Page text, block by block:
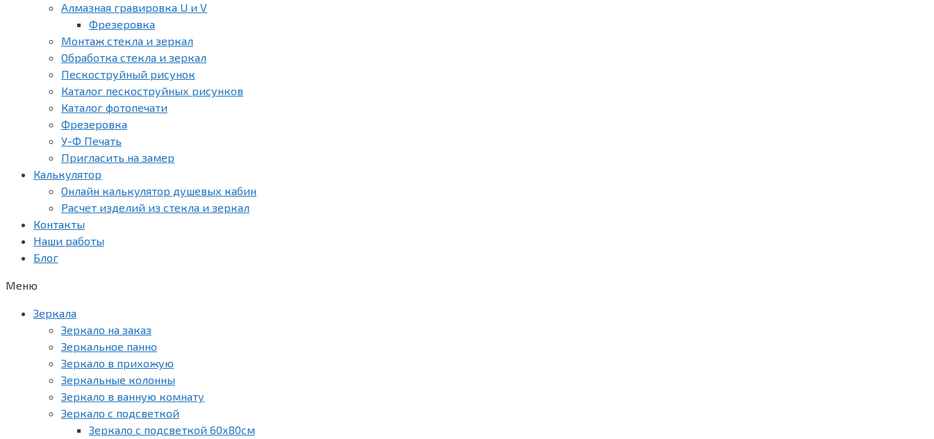
Алмазная гравировка U и V
Фрезеровка
Монтаж стекла и зеркал
Обработка стекла и зеркал
Пескоструйный рисунок
Каталог пескоструйных рисунков
Каталог фотопечати
Фрезеровка
У-Ф Печать
Пригласить на замер
Калькулятор
Онлайн калькулятор душевых кабин
Расчет изделий из стекла и зеркал
Контакты
Наши работы
Блог
Меню
Зеркала
Зеркало на заказ
Зеркальное панно
Зеркало в прихожую
Зеркальные колонны
Зеркало в ванную комнату
Зеркало с подсветкой
Зеркало с подсветкой 60х80см